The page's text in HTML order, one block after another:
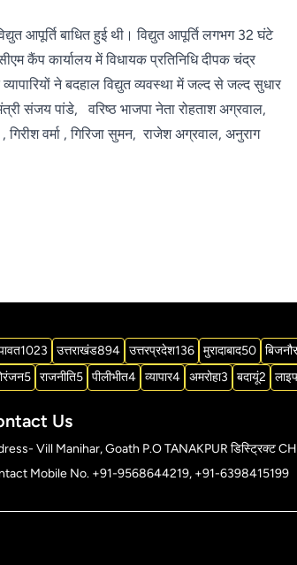
आपूर्ति बाधित हुई थी। विद्युत आपूर्ति लगभग 32 घंटे
कैंप कार्यालय में विधायक प्रतिनिधि दीपक चंद्र
ने बदहाल विद्युत व्यवस्था में जल्द से जल्द सुधार
संजय पांडे, वरिष्ठ भाजपा नेता रोहताश अग्रवाल,
वर्मा , गिरिजा सुमन, राजेश अग्रवाल, अनुराग
1023 उत्तराखंड894 उत्तरप्रदेश136 मुरादाबाद50 बिजनौर
5 राजनीति5 पीलीभीत4 व्यापार4 अमरोहा3 बदायूं2
Us
Vill Manihar, Goath P.O TANAKPUR डिस्ट्रिक्ट
Mobile No. +91-9568644219, +91-6398415199